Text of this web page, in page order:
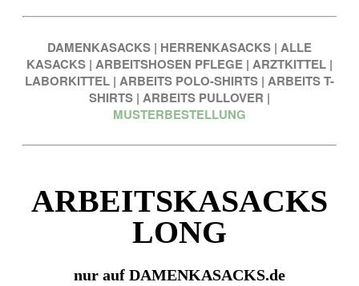
DAMENKASACKS | HERRENKASACKS | ALLE
KASACKS | ARBEITSHOSEN PFLEGE | ARZTKITTEL |
LABORKITTEL | ARBEITS POLO-SHIRTS | ARBEITS T-
SHIRTS | ARBEITS PULLOVER |
MUSTERBESTELLUNG
ARBEITSKASACKS
LONG
nur auf DAMENKASACKS.de